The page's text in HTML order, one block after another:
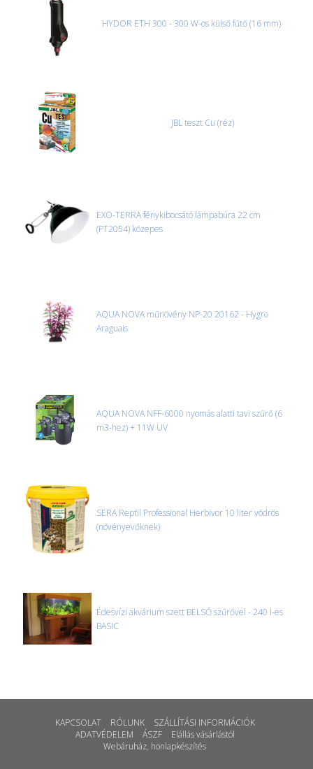
HYDOR ETH 300 - 300 W-os külső fűtő (16 mm)
JBL teszt Cu (réz)
EXO-TERRA fénykibocsátó lámpabúra 22 cm
(PT2054) közepes
AQUA NOVA műnövény NP-20 20162 - Hygro
Araguais
AQUA NOVA NFF-6000 nyomás alatti tavi szűrő (6
m3-hez) + 11W UV
SERA Reptil Professional Herbivor 10 liter vödrös
(növényevőknek)
Édesvízi akvárium szett BELSŐ szűrővel - 240 l-es
BASIC
KAPCSOLAT RÓLUNK
SZÁLLÍTÁSI INFORMÁCIÓK
ADATVÉDELEM
ÁSZF
Elállás vásárlástól
Webáruház, honlapkészítés